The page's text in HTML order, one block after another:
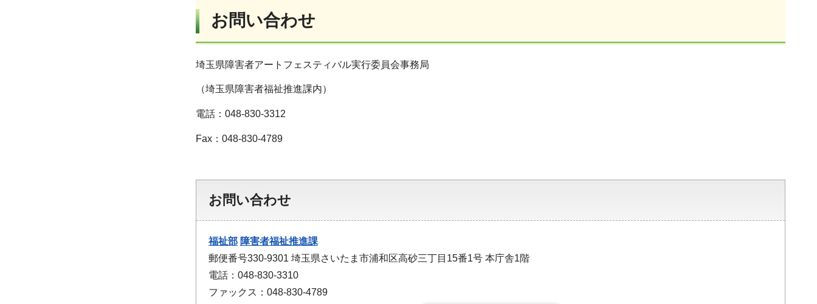
お問い合わせ
埼玉県障害者アートフェスティバル実行委員会事務局
（埼玉県障害者福祉推進課内）
電話：048-830-3312
Fax：048-830-4789
お問い合わせ
福祉部 障害者福祉推進課
郵便番号330-9301 埼玉県さいたま市浦和区高砂三丁目15番1号 本庁舎1階
電話：048-830-3310
ファックス：048-830-4789